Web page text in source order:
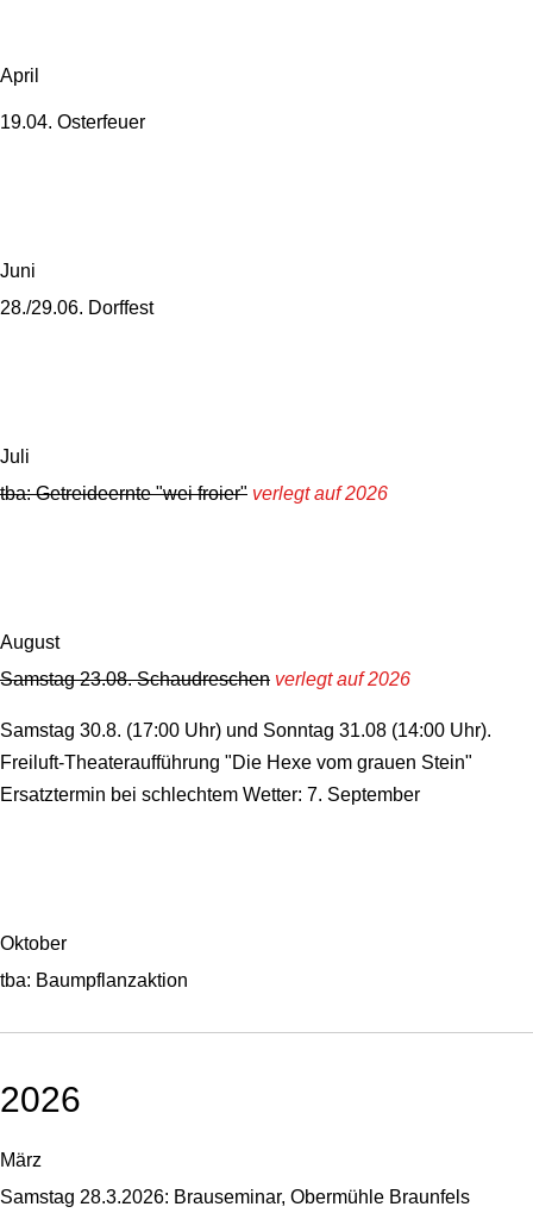
April
19.04. Osterfeuer
Juni
28./29.06. Dorffest
Juli
tba: Getreideernte "wei froier" verlegt auf 2026
August
Samstag 23.08. Schaudreschen verlegt auf 2026
Samstag 30.8. (17:00 Uhr) und Sonntag 31.08 (14:00 Uhr).
Freiluft-Theateraufführung "Die Hexe vom grauen Stein"
Ersatztermin bei schlechtem Wetter: 7. September
Oktober
tba: Baumpflanzaktion
2026
März
Samstag 28.3.2026: Brauseminar, Obermühle Braunfels